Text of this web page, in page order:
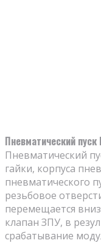
Пневматический
Пневматический
гайки, корпуса
пневматического
резьбовое
перемещается
клапан ЗПУ, в
срабатывание